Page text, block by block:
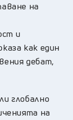
на
и
как един
дебат,
глобално
на